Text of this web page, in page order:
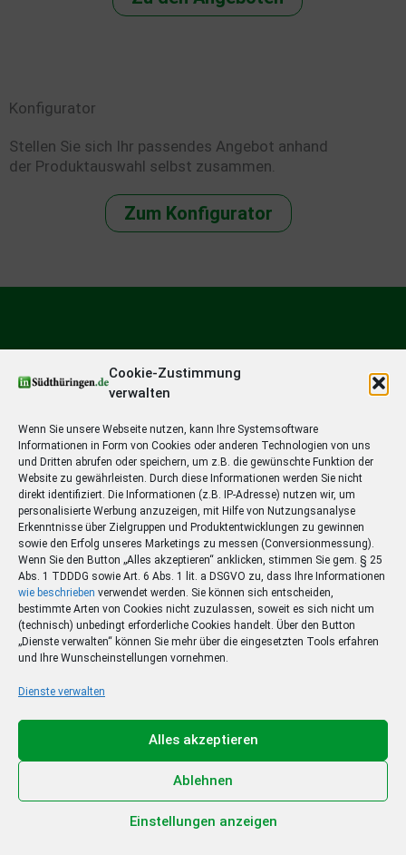
Cookie-Zustimmung
verwalten
Wenn Sie unsere Webseite nutzen, kann Ihre Systemsoftware
Informationen in Form von Cookies oder anderen Technologien von uns
und Dritten abrufen oder speichern, um z.B. die gewünschte Funktion der
Website zu gewährleisten. Durch diese Informationen werden Sie nicht
direkt identifiziert. Die Informationen (z.B. IP-Adresse) nutzen wir, um
personalisierte Werbung anzuzeigen, mit Hilfe von Nutzungsanalyse
Erkenntnisse über Zielgruppen und Produktentwicklungen zu gewinnen
sowie den Erfolg unseres Marketings zu messen (Conversionmessung).
Wenn Sie den Button „Alles akzeptieren“ anklicken, stimmen Sie gem. § 25
Abs. 1 TDDDG sowie Art. 6 Abs. 1 lit. a DSGVO zu, dass Ihre Informationen
wie beschrieben verwendet werden. Sie können sich entscheiden,
bestimmte Arten von Cookies nicht zuzulassen, soweit es sich nicht um
(technisch) unbedingt erforderliche Cookies handelt. Über den Button
„Dienste verwalten“ können Sie mehr über die eingesetzten Tools erfahren
und Ihre Wunscheinstellungen vornehmen.
Dienste verwalten
Alles akzeptieren
Ablehnen
Einstellungen anzeigen
Konfigurator
Stellen Sie sich Ihr passendes Angebot anhand
der Produktauswahl selbst zusammen.
Zum Konfigurator
Ihr Sommer – Ihr Abo –
Ihr Gewinn
Jetzt zum Sonderpreis lesen und eine 3-tägige
Sommerreise gewinnen!
Zum Deal